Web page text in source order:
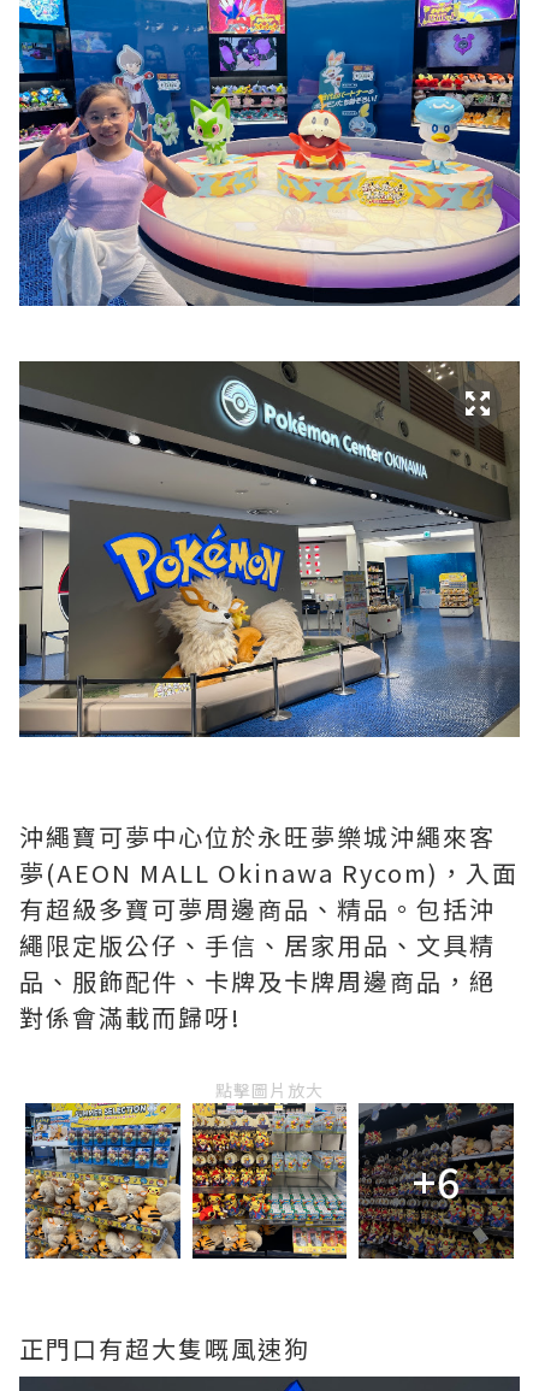
沖繩寶可夢中心位於永旺夢樂城沖繩來客
夢(AEON MALL Okinawa Rycom)，入面
有超級多寶可夢周邊商品、精品。包括沖
繩限定版公仔、手信、居家用品、文具精
品、服飾配件、卡牌及卡牌周邊商品，絕
對係會滿載而歸呀!
點擊圖片放大
+6
正門口有超大隻嘅風速狗